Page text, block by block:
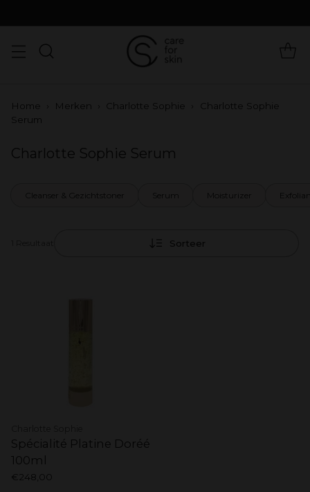
Home Merken Charlotte Sophie
Charlotte Sophie
Serum
Charlotte Sophie Serum
Cleanser & Gezichtstoner Serum Moisturizer
Sorteer
Spécialité Platine Doréé
100ml
€248,00